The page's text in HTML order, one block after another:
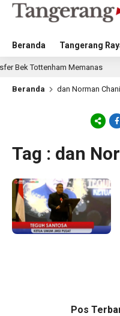
Beranda Tangerang
Tottenham Memanas
Beranda dan Norman
Tag : dan
Pos